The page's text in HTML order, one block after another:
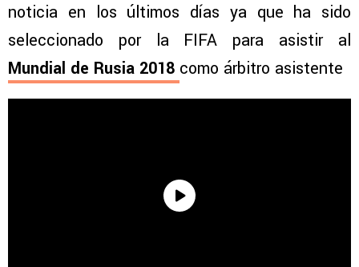
noticia en los últimos días ya que ha sido
seleccionado por la FIFA para asistir al
Mundial de Rusia 2018 como árbitro asistente